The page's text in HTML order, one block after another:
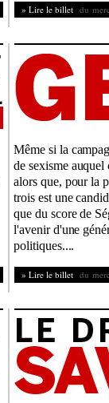
» Lire le billet du
Même si la
de sexisme
alors que, pour la
trois est une
que du score de
l'avenir d'une
politiques....
» Lire le billet du